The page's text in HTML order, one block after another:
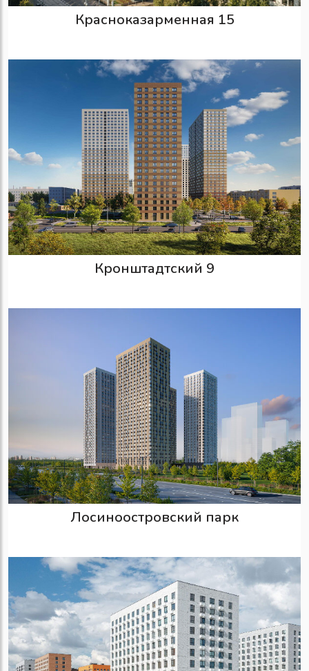
Красноказарменная 15
Кронштадтский 9
Лосиноостровский парк